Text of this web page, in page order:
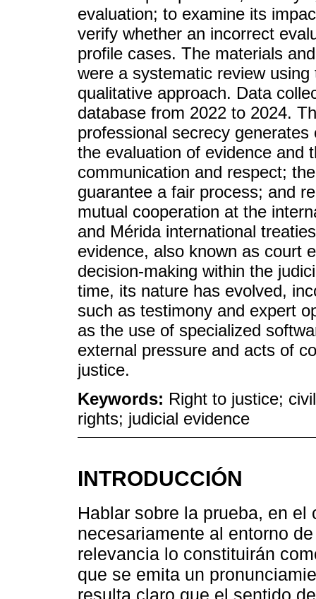
evaluation; to examine its
verify whether an incorrect
profile cases. The materials
were a systematic review
qualitative approach. Data
database from 2022 to 2024.
professional secrecy
the evaluation of evidence and
communication and respect;
guarantee a fair process; and
mutual cooperation at the
and Mérida international
evidence, also known as court
decision-making within the
time, its nature has evolved,
such as testimony and expert
as the use of specialized
external pressure and acts of
justice.
Keywords: Right to justice;
rights; judicial evidence
INTRODUCCIÓN
Hablar sobre la prueba, en
necesariamente al entorno
relevancia lo constituirán
que se emita un
resulta claro que el sentido